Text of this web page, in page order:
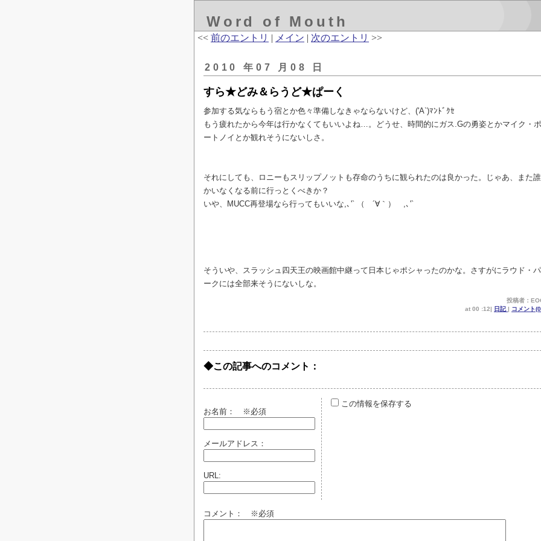
Word of Mouth
<< 前のエントリ | メイン | 次のエントリ >>
2010 年07 月08 日
すら★どみ＆らうど★ぱーく
参加する気ならもう宿とか色々準備しなきゃならないけど、('A`)ﾏﾝﾄﾞｸｾ
もう疲れたから今年は行かなくてもいいよね…。どうせ、時間的にガス.Gの勇姿とかマイク・ポ
ートノイとか観れそうにないしさ。
それにしても、ロニーもスリップノットも存命のうちに観られたのは良かった。じゃあ、また誰
かいなくなる前に行っとくべきか？
いや、MUCC再登場なら行ってもいいな,､'` （ ´∀｀） ,､'`
そういや、スラッシュ四天王の映画館中継って日本じゃポシャったのかな。さすがにラウド・パ
ークには全部来そうにないしな。
投稿者：
at 00 :12| 日記| コメント
◆この記事へのコメント：
お名前： ※必須
メールアドレス：
URL:
この情報を保存する
コメント： ※必須